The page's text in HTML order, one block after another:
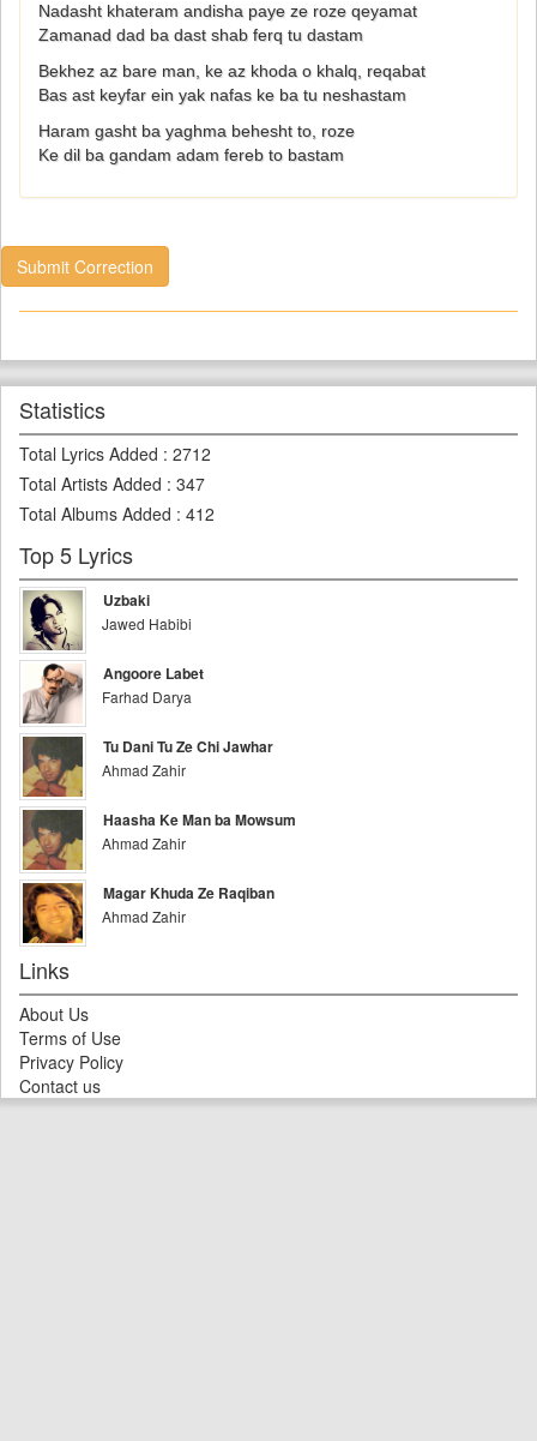
Nadasht khateram andisha paye ze roze qeyamat
Zamanad dad ba dast shab ferq tu dastam
Bekhez az bare man, ke az khoda o khalq, reqabat
Bas ast keyfar ein yak nafas ke ba tu neshastam
Haram gasht ba yaghma behesht to, roze
Ke dil ba gandam adam fereb to bastam
Submit Correction
Statistics
Total Lyrics Added : 2712
Total Artists Added : 347
Total Albums Added : 412
Top 5 Lyrics
Uzbaki
Jawed Habibi
Angoore Labet
Farhad Darya
Tu Dani Tu Ze Chi Jawhar
Ahmad Zahir
Haasha Ke Man ba Mowsum
Ahmad Zahir
Magar Khuda Ze Raqiban
Ahmad Zahir
Links
About Us
Terms of Use
Privacy Policy
Contact us